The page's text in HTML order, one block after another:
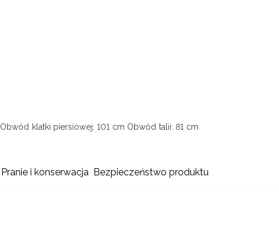
Obwód klatki piersiowej: 101 cm Obwód talii: 81 cm
Pranie i konserwacja Bezpieczeństwo produktu